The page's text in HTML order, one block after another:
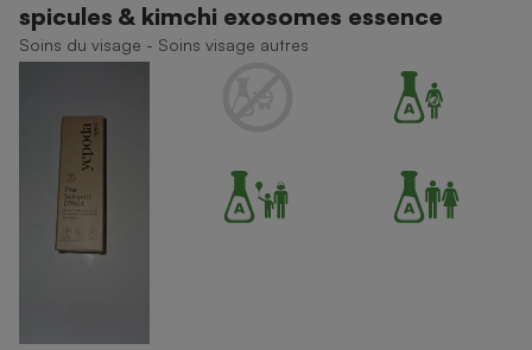
spicules & kimchi exosomes essence
Soins du visage - Soins visage autres